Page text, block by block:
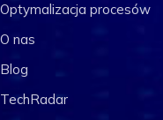
Optymalizacja procesów
O nas
Blog
TechRadar